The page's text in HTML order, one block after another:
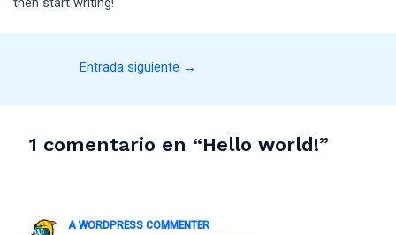
Entrada siguiente →
1 comentario en “Hello world!”
A WORDPRESS COMMENTER